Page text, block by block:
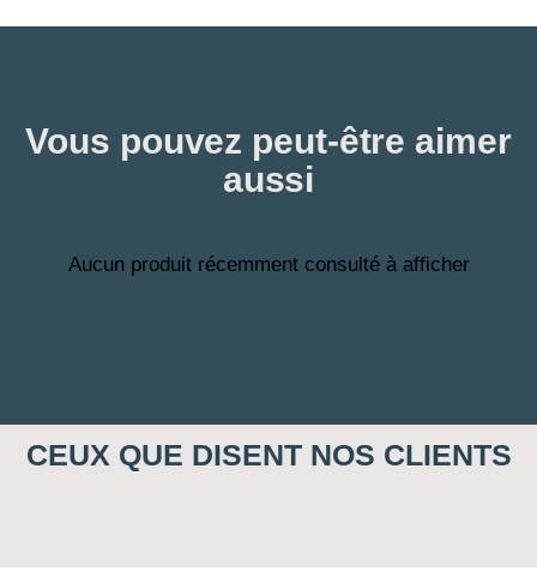
Vous pouvez peut-être aimer
aussi
Aucun produit récemment consulté à afficher
CEUX QUE DISENT NOS CLIENTS